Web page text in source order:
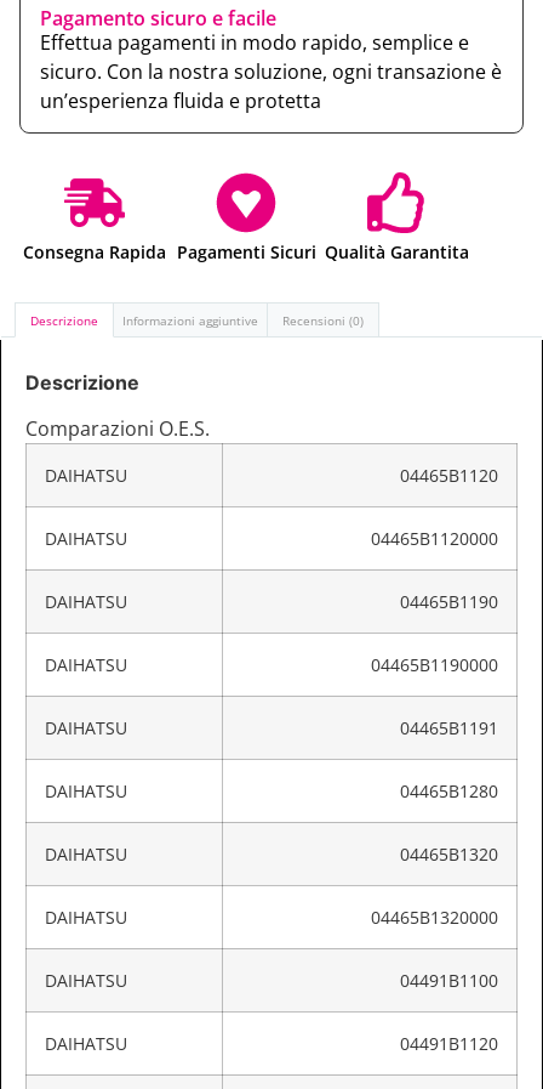
Pagamento sicuro e facile
Effettua pagamenti in modo rapido, semplice e
sicuro. Con la nostra soluzione, ogni transazione è
un’esperienza fluida e protetta
Consegna Rapida Pagamenti Sicuri Qualità Garantita
Descrizione Informazioni aggiuntive Recensioni (0)
Descrizione
Comparazioni O.E.S.
DAIHATSU 04465B1120
DAIHATSU 04465B1120000
DAIHATSU 04465B1190
DAIHATSU 04465B1190000
DAIHATSU 04465B1191
DAIHATSU 04465B1280
DAIHATSU 04465B1320
DAIHATSU 04465B1320000
DAIHATSU 04491B1100
DAIHATSU 04491B1120